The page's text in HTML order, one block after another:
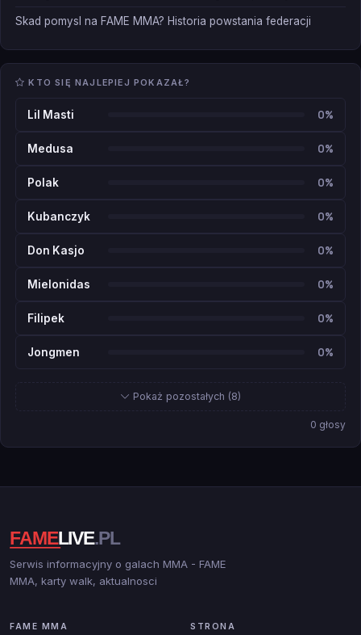
Skad pomysl na FAME MMA? Historia powstania federacji
KTO SIĘ NAJLEPIEJ POKAZAŁ?
Lil Masti 0%
Medusa 0%
Polak 0%
Kubanczyk 0%
Don Kasjo 0%
Mielonidas 0%
Filipek 0%
Jongmen 0%
Pokaż pozostałych (8)
0 głosy
Serwis informacyjny o galach MMA - FAME
MMA, karty walk, aktualnosci
FAME MMA STRONA